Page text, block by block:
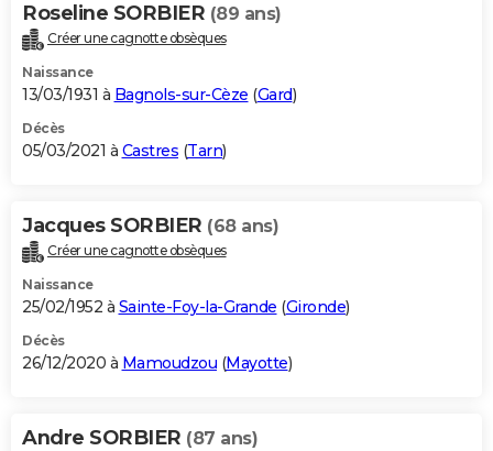
Roseline SORBIER (89 ans)
Créer une cagnotte obsèques
Naissance
13/03/1931 à Bagnols-sur-Cèze (Gard)
Décès
05/03/2021 à Castres (Tarn)
Jacques SORBIER (68 ans)
Créer une cagnotte obsèques
Naissance
25/02/1952 à Sainte-Foy-la-Grande (Gironde)
Décès
26/12/2020 à Mamoudzou (Mayotte)
Andre SORBIER (87 ans)